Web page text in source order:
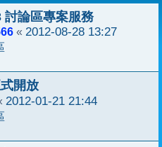
論區專案服務
« 2012-08-28 13:27
開放
2012-01-21 21:44